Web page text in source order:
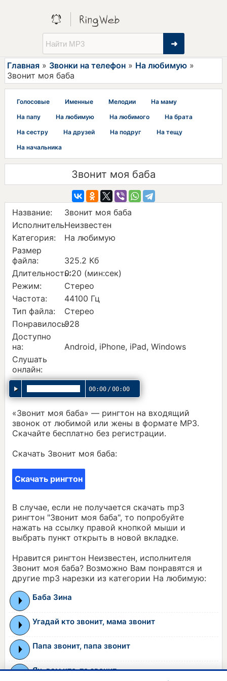
➜
Главная » Звонки на телефон » На любимую »
Звонит моя баба
Голосовые Именные Мелодии
На маму
На папу
На любимую На любимого
На брата
На сестру
На друзей На подруг
На тещу
На начальника
Звонит моя баба
Название:
Звонит моя баба
Исполнитель:Неизвестен
Категория:
На любимую
Размер
файла:
325.2 Кб
Длительность:0:20 (мин:сек)
Режим:
Стерео
Частота:
44100 Гц
Тип файла:
Стерео
Понравилось:928
Доступно
на:
Android, iPhone, iPad, Windows
Слушать
онлайн:
00:00/00:00
«Звонит моя баба» — рингтон на входящий
звонок от любимой или жены в формате MP3.
Скачайте бесплатно без регистрации.
Скачать Звонит моя баба:
Скачать рингтон
В случае, если не получается скачать mp3
рингтон "Звонит моя баба", то попробуйте
нажать на ссылку правой кнопкой мыши и
выбрать пункт открыть в новой вкладке.
Нравится рингтон Неизвестен, исполнителя
Звонит моя баба? Возможно Вам понравятся и
другие mp3 нарезки из категории На любимую:
Баба Зина
Угадай кто звонит, мама звонит
Папа звонит, папа звонит
Ян, вам кто-то звонит